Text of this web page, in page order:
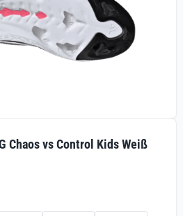
Chaos vs Control Kids Weiß